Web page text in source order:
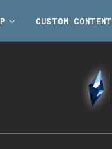
CUSTOM CONTENT